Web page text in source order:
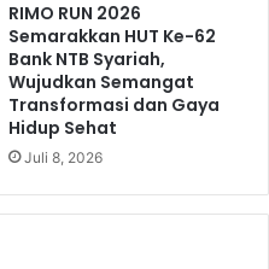
RIMO RUN 2026
Semarakkan HUT Ke-62
Bank NTB Syariah,
Wujudkan Semangat
Transformasi dan Gaya
Hidup Sehat
Juli 8, 2026